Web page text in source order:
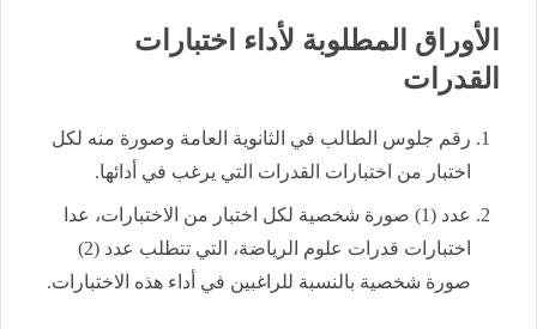
الأوراق المطلوبة لأداء اختبارات
القدرات
رقم جلوس الطالب في الثانوية العامة وصورة منه لكل
اختبار من اختبارات القدرات التي يرغب في أدائها.
عدد (1) صورة شخصية لكل اختبار من الاختبارات، عدا
اختبارات قدرات علوم الرياضة، التي تتطلب عدد (2)
صورة شخصية بالنسبة للراغبين في أداء هذه الاختبارات.